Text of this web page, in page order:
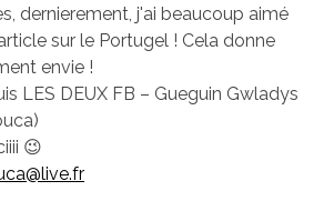
dernierement, j'ai beaucoup aimé
sur le Portugel ! Cela donne
envie !
LES DEUX FB – Gueguin Gwladys
😉